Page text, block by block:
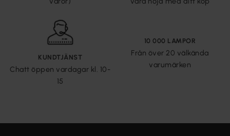
KUNDTJÄNST
Chatt öppen vardagar kl. 10-
15
10 000 LAMPOR
Från över 20 välkända
varumärken